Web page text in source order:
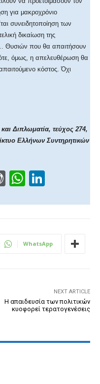
για μακροχρόνιο
συνειδητοποίηση των
δικαίωση της
Θυσιών που θα απαιτήσουν
όμως, η απελευθέρωση θα
κόστος. Όχι
Διπλωματία, τεύχος 274,
Ελλήνων Συντηρητικών
W
d
e
W
at
A
k
dI
WhatsApp
NEXT ARTICLE
Η απαιδευσία των πολιτικών
κυοφορεί τερατογενέσεις